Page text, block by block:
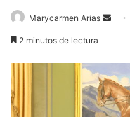
Marycarmen Arias
Send
2 minutos de lectura